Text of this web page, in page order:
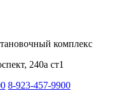
комплекс
240а ст1
8-923-457-9900